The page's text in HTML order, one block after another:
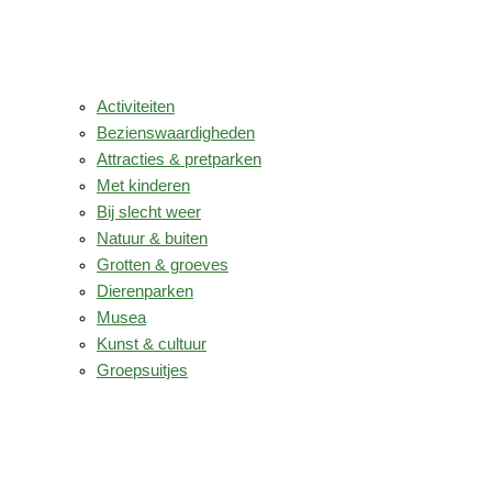
Activiteiten
Bezienswaardigheden
Attracties & pretparken
Met kinderen
Bij slecht weer
Natuur & buiten
Grotten & groeves
Dierenparken
Musea
Kunst & cultuur
Groepsuitjes